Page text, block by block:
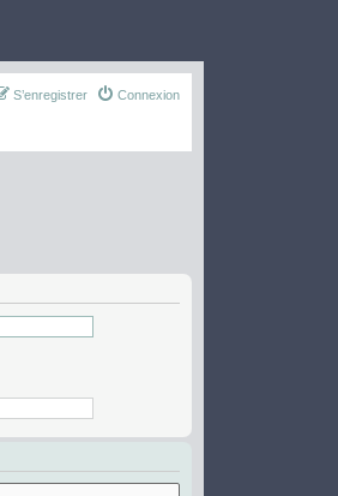
Connexion
S’enregistrer